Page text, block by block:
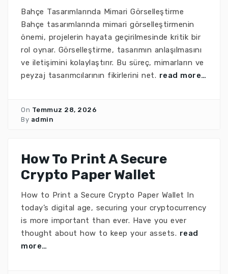
Bahçe Tasarımlarında Mimari Görselleştirme
Bahçe tasarımlarında mimari görselleştirmenin
önemi, projelerin hayata geçirilmesinde kritik bir
rol oynar. Görselleştirme, tasarımın anlaşılmasını
ve iletişimini kolaylaştırır. Bu süreç, mimarların ve
peyzaj tasarımcılarının fikirlerini net. read more…
On Temmuz 28, 2026
By admin
How To Print A Secure
Crypto Paper Wallet
How to Print a Secure Crypto Paper Wallet In
today’s digital age, securing your cryptocurrency
is more important than ever. Have you ever
thought about how to keep your assets. read
more…